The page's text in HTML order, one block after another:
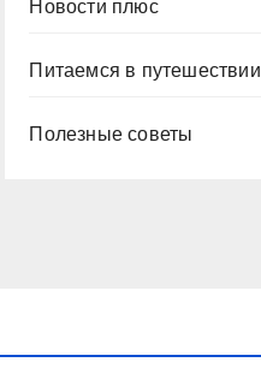
Новости плюс
Питаемся в путешествии
Полезные советы